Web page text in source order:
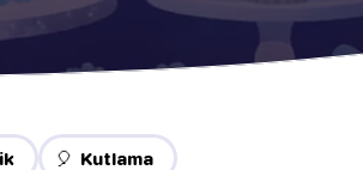
🎈 Kutlama